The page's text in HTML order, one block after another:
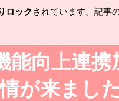
ロック されています。記事
能向上連
が来まし